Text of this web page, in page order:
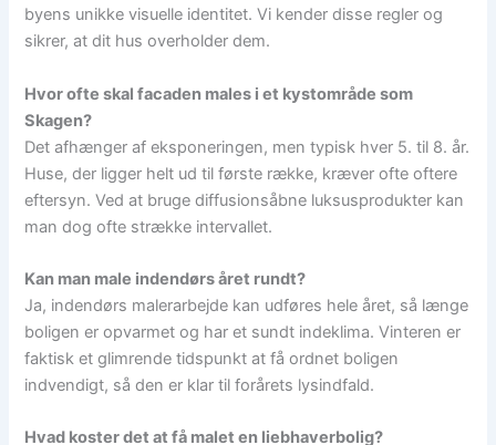
byens unikke visuelle identitet. Vi kender disse regler og
sikrer, at dit hus overholder dem.
Hvor ofte skal facaden males i et kystområde som
Skagen?
Det afhænger af eksponeringen, men typisk hver 5. til 8. år.
Huse, der ligger helt ud til første række, kræver ofte oftere
eftersyn. Ved at bruge diffusionsåbne luksusprodukter kan
man dog ofte strække intervallet.
Kan man male indendørs året rundt?
Ja, indendørs malerarbejde kan udføres hele året, så længe
boligen er opvarmet og har et sundt indeklima. Vinteren er
faktisk et glimrende tidspunkt at få ordnet boligen
indvendigt, så den er klar til forårets lysindfald.
Hvad koster det at få malet en liebhaverbolig?